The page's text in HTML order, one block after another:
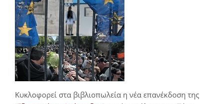
Κυκλοφορεί στα βιβλιοπωλεία η νέα επανέκδοση της